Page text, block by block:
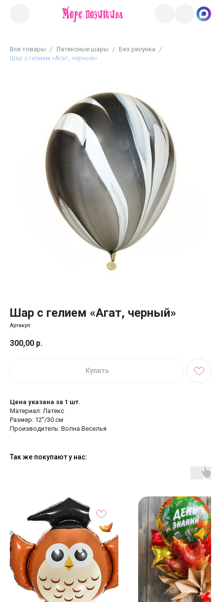
Все товары Латексные шары
Без рисунка
Шар с гелием «Агат, черный»
Шар с гелием «Агат, черный»
Артикул:
300,00 р.
Купить
Цена указана за 1 шт.
Материал: Латекс
Размер: 12’’/30 см
Производитель: Волна Веселья
Так же покупают у нас: